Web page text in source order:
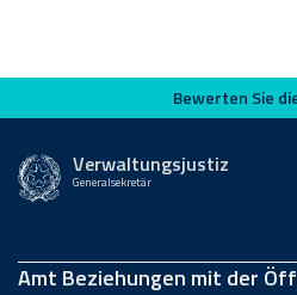
Bewerten SieBewerten Sie
Verwaltungsjustiz
Generalsekretär
Amt Beziehungen mit der